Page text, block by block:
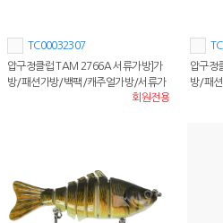
TC00032307
압구정클럽 TAM 2766A 서류가방]가
방/패션가방/백팩/캐주얼가방/서류가
회원전용
압구정
방/패